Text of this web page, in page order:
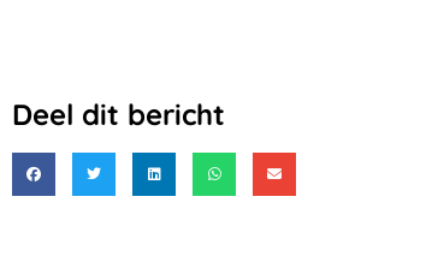
Deel dit bericht